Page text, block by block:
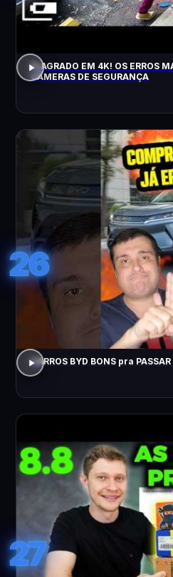
FLAGRADO EM 4K! OS ERROS
CÂMERAS DE SEGURANÇA
26
CARROS BYD BONS pra
27